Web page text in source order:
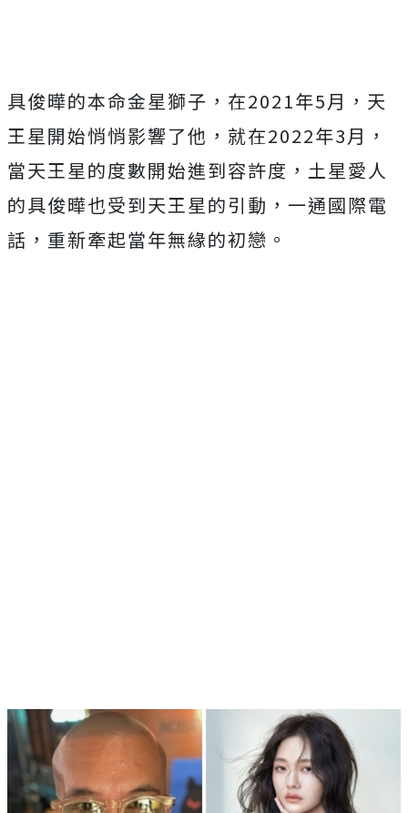
具俊曄的本命金星獅子，在2021年5月，天
王星開始悄悄影響了他，就在2022年3月，
當天王星的度數開始進到容許度，土星愛人
的具俊曄也受到天王星的引動，一通國際電
話，重新牽起當年無緣的初戀。